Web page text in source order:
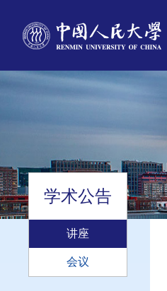
学术公告
讲座
会议